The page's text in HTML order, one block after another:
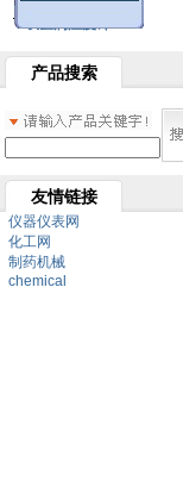
双金属温度计
产品搜索
友情链接
仪器仪表网
化工网
制药机械
chemical